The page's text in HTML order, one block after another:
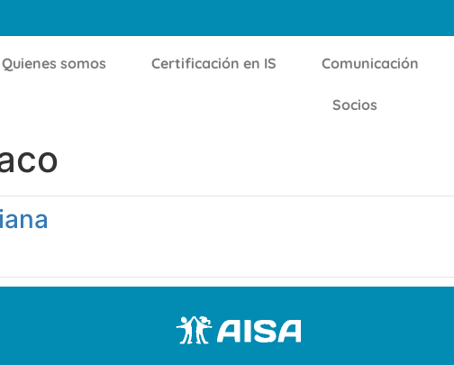
Quienes somos Certificación en IS Comunicación
Socios